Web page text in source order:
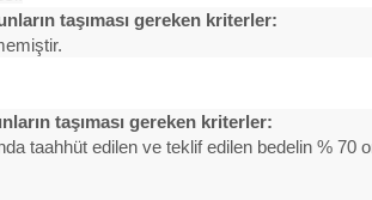
taşıması gereken kriterler:
taşıması gereken kriterler:
taahhüt edilen ve teklif edilen bedelin %